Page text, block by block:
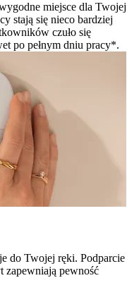
miejsce dla Twojej
stają się nieco bardziej
czuło się
po pełnym dniu pracy*.
do Twojej ręki. Podparcie
zapewniają pewność